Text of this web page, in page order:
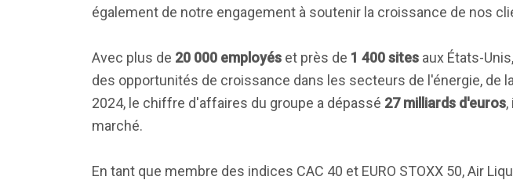
également de notre engagement à soutenir la croissance de nos
Avec plus de 20 000 employés et près de 1 400 sites aux États-
des opportunités de croissance dans les secteurs de l'énergie, de
2024, le chiffre d'affaires du groupe a dépassé 27 milliards d'euros
marché.
En tant que membre des indices CAC 40 et EURO STOXX 50, Air